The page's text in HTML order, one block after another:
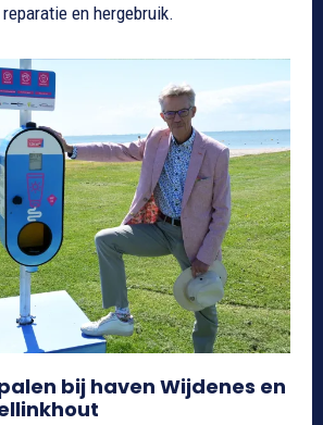
en hergebruik.
bij haven Wijdenes en